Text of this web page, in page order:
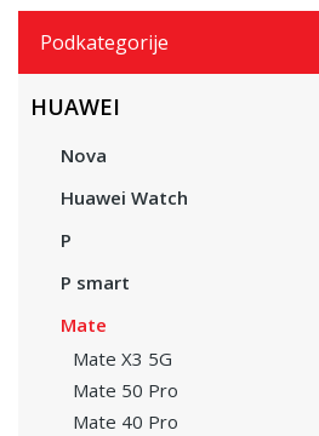
Podkategorije
HUAWEI
Nova
Huawei Watch
P
P smart
Mate
Mate X3 5G
Mate 50 Pro
Mate 40 Pro